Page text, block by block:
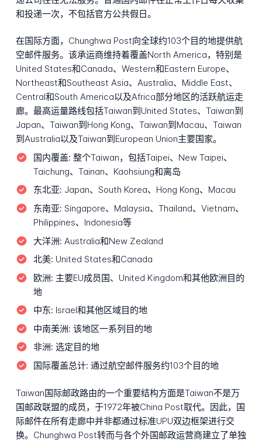
和投递一次，不包括官方公共假日。
在国际方面，Chunghwa Post向全球约103个目的地提供航
空邮件服务。该承运商维持着覆盖North America，特别是
United States和Canada、Western和Eastern Europe、
Northeast和Southeast Asia、Australia、Middle East、
Central和South America以及Africa部分地区的活跃航运走
廊。最高运量路线包括Taiwan到United States、Taiwan到
Japan、Taiwan到Hong Kong、Taiwan到Macau、Taiwan
到Australia以及Taiwan到European Union主要国家。
国内覆盖: 整个Taiwan，包括Taipei、New Taipei、
Taichung、Tainan、Kaohsiung和离岛
东北亚: Japan、South Korea、Hong Kong、Macau
东南亚: Singapore、Malaysia、Thailand、Vietnam、
Philippines、Indonesia等
大洋洲: Australia和New Zealand
北美: United States和Canada
欧洲: 主要EU成员国、United Kingdom和其他欧洲目的
地
中东: Israel和其他区域目的地
中南美洲: 该地区一系列目的地
非洲: 选定目的地
国际覆盖总计: 通过航空邮件服务约103个目的地
Taiwan国际邮政路由的一个重要结构方面是Taiwan不是万
国邮政联盟的成员，于1972年被China Post取代。因此，国
际邮件在所有走廊中并非都通过标准UPU双边框架进行交
换。Chunghwa Post转而与各个外国邮政运营商建立了单独